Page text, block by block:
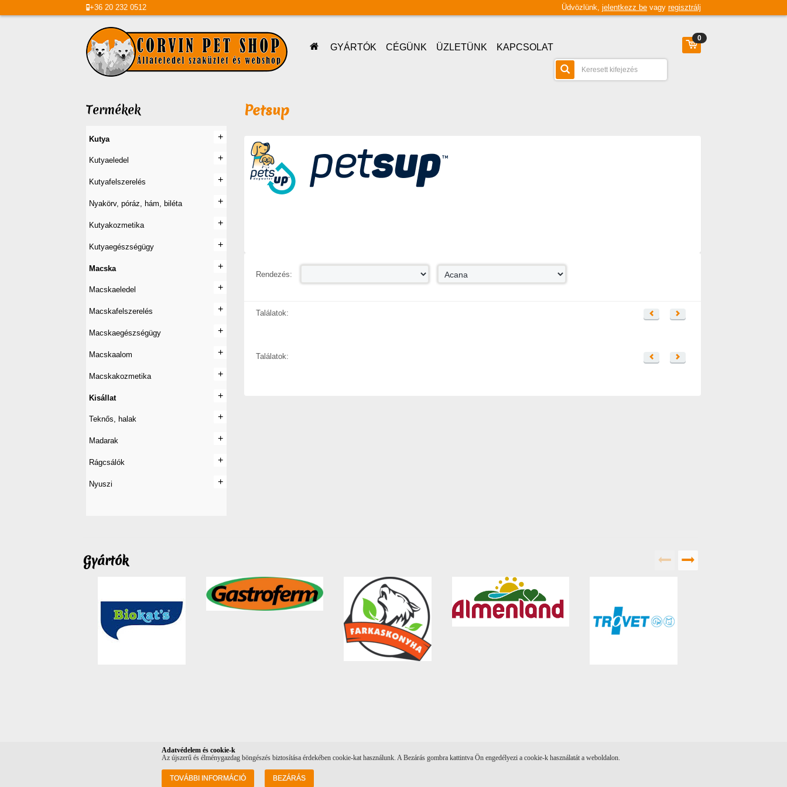
+36 20 232 0512 Üdvözlünk, jelentkezz be vagy regisztrálj
GYÁRTÓK CÉGÜNK ÜZLETÜNK KAPCSOLAT
0
Petsup
Rendezés:
Találatok:
Találatok:
Termékek
Kutya +
+
Kutyaeledel +
+
Kutyafelszerelés +
+
Nyakörv, póráz, hám, biléta +
+
Kutyakozmetika +
+
Kutyaegészségügy +
+
Macska +
+
Macskaeledel +
+
Macskafelszerelés +
+
Macskaegészségügy +
+
Macskaalom +
+
Macskakozmetika +
+
Kisállat +
+
Teknős, halak +
+
Madarak +
+
Rágcsálók +
+
Nyuszi +
+
Gyártók
Adatvédelem és cookie-k
Az újszerű és élménygazdag böngészés biztosítása érdekében cookie-kat használunk. A Bezárás gombra kattintva Ön engedélyezi a cookie-k használatát a weboldalon.
TOVÁBBI INFORMÁCIÓ BEZÁRÁS